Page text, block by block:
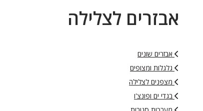
אבזרים לצלילה
אבזרים שונים
גלגלות ומצופים
מצפנים לצלילה
בגדי ים ופונצ'ו